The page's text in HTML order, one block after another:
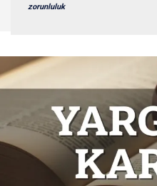
zorunluluk